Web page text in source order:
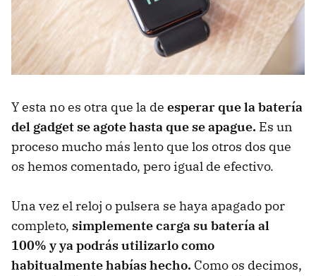
Y esta no es otra que la de esperar que la batería
del gadget se agote hasta que se apague. Es un
proceso mucho más lento que los otros dos que
os hemos comentado, pero igual de efectivo.
Una vez el reloj o pulsera se haya apagado por
completo, simplemente carga su batería al
100% y ya podrás utilizarlo como
habitualmente habías hecho. Como os decimos,